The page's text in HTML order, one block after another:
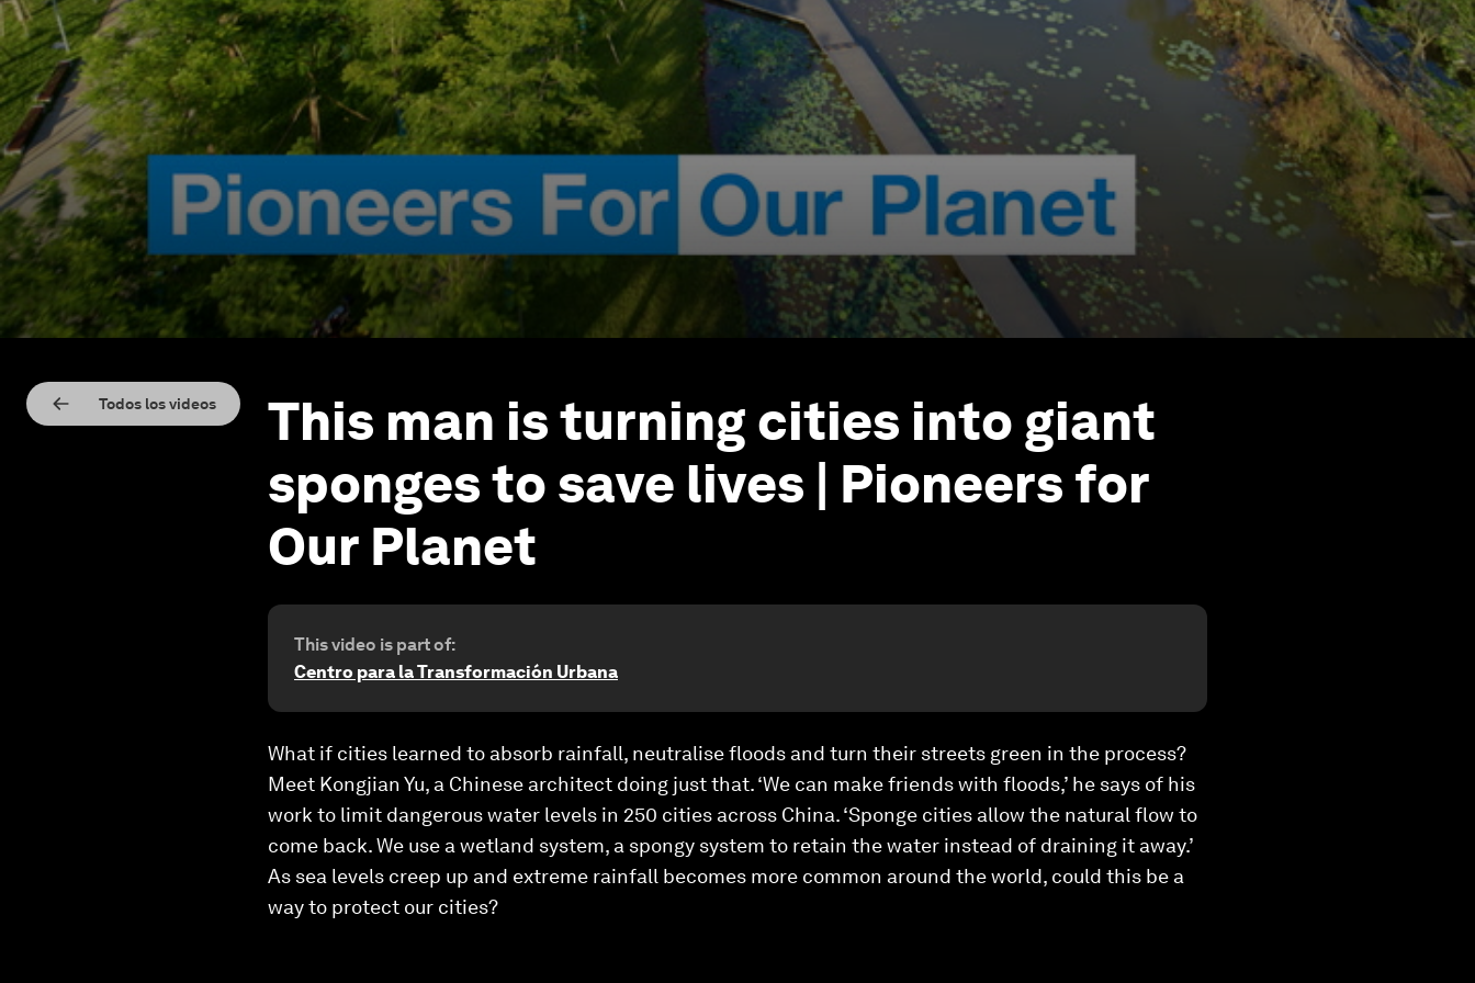
Todos los videos
This man is turning cities into giant
sponges to save lives | Pioneers for
Our Planet
This video is part of:
Centro para la Transformación Urbana
What if cities learned to absorb rainfall, neutralise floods and turn their streets green in the process?
Meet Kongjian Yu, a Chinese architect doing just that. ‘We can make friends with floods,’ he says of his
work to limit dangerous water levels in 250 cities across China. ‘Sponge cities allow the natural flow to
come back. We use a wetland system, a spongy system to retain the water instead of draining it away.’
As sea levels creep up and extreme rainfall becomes more common around the world, could this be a
way to protect our cities?